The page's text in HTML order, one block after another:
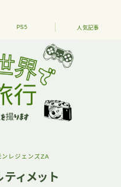
PS5 人気記事
ンレジェンズZA
ティメット